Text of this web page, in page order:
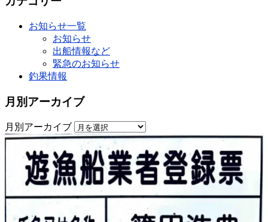
お知らせ一覧
お知らせ
出船情報など
緊急のお知らせ
釣果情報
月別アーカイブ
月別アーカイブ